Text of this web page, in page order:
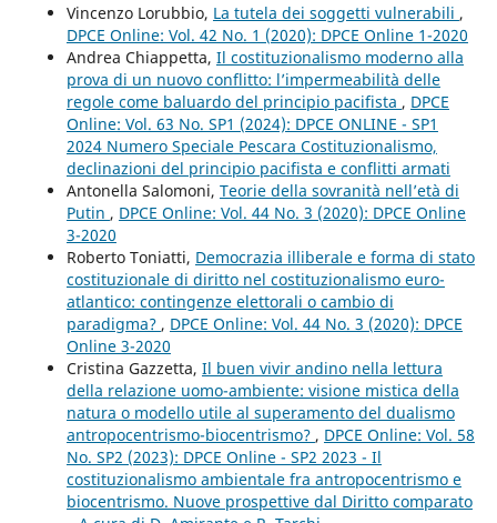
Vincenzo Lorubbio, La tutela dei soggetti vulnerabili ,
DPCE Online: Vol. 42 No. 1 (2020): DPCE Online 1-2020
Andrea Chiappetta, Il costituzionalismo moderno alla
prova di un nuovo conflitto: l’impermeabilità delle
regole come baluardo del principio pacifista , DPCE
Online: Vol. 63 No. SP1 (2024): DPCE ONLINE - SP1
2024 Numero Speciale Pescara Costituzionalismo,
declinazioni del principio pacifista e conflitti armati
Antonella Salomoni, Teorie della sovranità nell’età di
Putin , DPCE Online: Vol. 44 No. 3 (2020): DPCE Online
3-2020
Roberto Toniatti, Democrazia illiberale e forma di stato
costituzionale di diritto nel costituzionalismo euro-
atlantico: contingenze elettorali o cambio di
paradigma? , DPCE Online: Vol. 44 No. 3 (2020): DPCE
Online 3-2020
Cristina Gazzetta, Il buen vivir andino nella lettura
della relazione uomo-ambiente: visione mistica della
natura o modello utile al superamento del dualismo
antropocentrismo-biocentrismo? , DPCE Online: Vol. 58
No. SP2 (2023): DPCE Online - SP2 2023 - Il
costituzionalismo ambientale fra antropocentrismo e
biocentrismo. Nuove prospettive dal Diritto comparato